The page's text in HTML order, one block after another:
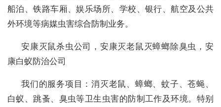
船泊、铁路车厢、娱乐场所、学校、银行、航空及公共
外环境等病媒虫害综合防制业务。
安康灭鼠杀虫公司，安康灭老鼠灭蟑螂除臭虫，安
康白蚁防治公司
我们的服务项目：消灭老鼠、蟑螂、蚊子、苍蝇、
白蚁、跳蚤、臭虫等卫生虫害的防制工作及环境。特别